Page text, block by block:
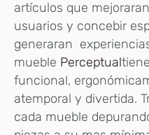
artículos que
usuarios y concebir
generaran
mueble Perceptual
funcional,
atemporal y divertida.
cada mueble